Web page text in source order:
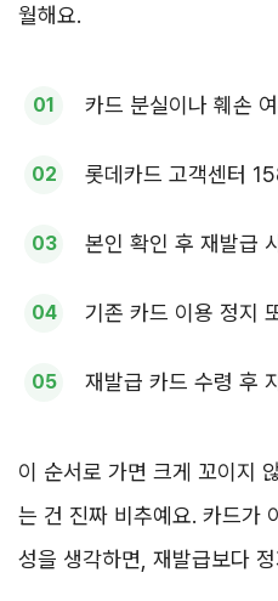
월해요.
카드 분실이나 훼손
롯데카드 고객센터
본인 확인 후 재발급
기존 카드 이용 정지
재발급 카드 수령 후
이 순서로 가면 크게 꼬이지
는 건 진짜 비추예요. 카드가
성을 생각하면, 재발급보다